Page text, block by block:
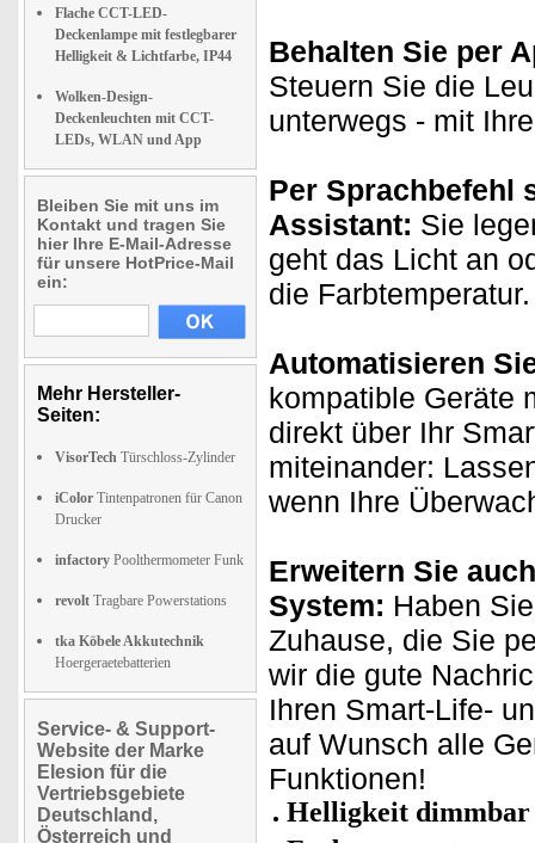
Flache CCT-LED-
Deckenlampe mit festlegbarer
Helligkeit & Lichtfarbe, IP44
Wolken-Design-
Deckenleuchten mit CCT-
LEDs, WLAN und App
Bleiben Sie mit uns im
Kontakt und tragen Sie
hier Ihre E-Mail-Adresse
für unsere HotPrice-Mail
ein:
Mehr Hersteller-
Seiten:
VisorTech Türschloss-Zylinder
iColor Tintenpatronen für Canon
Drucker
infactory Poolthermometer Funk
revolt Tragbare Powerstations
tka Köbele Akkutechnik
Hoergeraetebatterien
Service- & Support-
Website der Marke
Elesion für die
Vertriebsgebiete
Deutschland,
Österreich und
Behalten Sie per
Steuern Sie die
unterwegs - mit
Per Sprachbefehl
Assistant: Sie
geht das Licht an
die Farbtemperatur.
Automatisieren
kompatible Geräte
direkt über Ihr
miteinander:
wenn Ihre
Erweitern Sie
System: Haben
Zuhause, die Sie
wir die gute
Ihren Smart-Life-
auf Wunsch alle
Funktionen!
Helligkeit dimmbar